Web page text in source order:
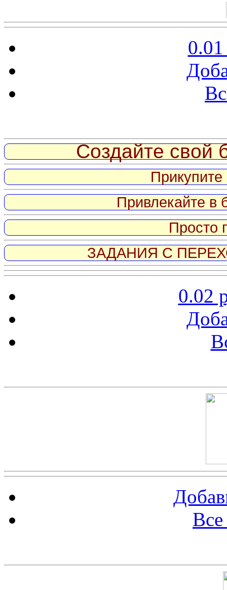
Создайте свой
Привлекайте в
Просто
ЗАДАНИЯ С
0.02